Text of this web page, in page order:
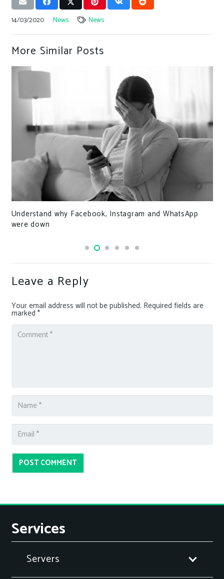
14/03/2020 News News
More Similar Posts
Understand why Facebook, Instagram and WhatsApp
were down
Leave a Reply
Your email address will not be published. Required fields are
marked *
POST COMMENT
Services
Servers